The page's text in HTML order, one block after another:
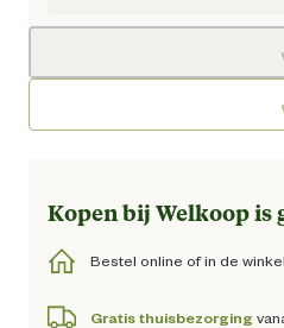
Kopen bij Welkoop
Bestel online of in de winkel.
Gratis thuisbezorging